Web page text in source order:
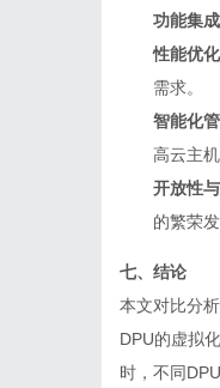
功能集
性能优化
需求。
智能化
高云主
开放性
的繁荣发
七、结论
本文对比分
DPU的虚拟
时，不同